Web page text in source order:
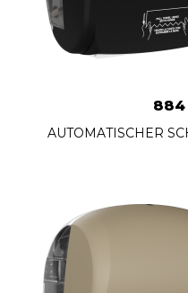
884
AUTOMATISCHER